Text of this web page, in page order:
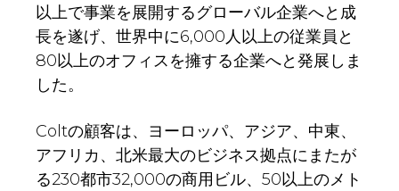
以上で事業を展開するグローバル企業へと成
長を遂げ、世界中に6,000人以上の従業員と
80以上のオフィスを擁する企業へと発展しま
した。
Coltの顧客は、ヨーロッパ、アジア、中東、
アフリカ、北米最大のビジネス拠点にまたが
る230都市32,000の商用ビル、50以上のメト